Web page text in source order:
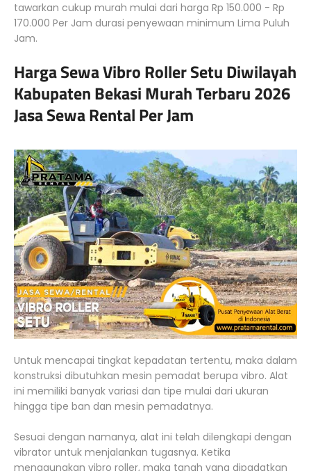
tawarkan cukup murah mulai dari harga Rp 150.000 - Rp
170.000 Per Jam durasi penyewaan minimum Lima Puluh
Jam.
Harga Sewa Vibro Roller Setu Diwilayah
Kabupaten Bekasi Murah Terbaru 2026
Jasa Sewa Rental Per Jam
Untuk mencapai tingkat kepadatan tertentu, maka dalam
konstruksi dibutuhkan mesin pemadat berupa vibro. Alat
ini memiliki banyak variasi dan tipe mulai dari ukuran
hingga tipe ban dan mesin pemadatnya.
Sesuai dengan namanya, alat ini telah dilengkapi dengan
vibrator untuk menjalankan tugasnya. Ketika
menggunakan vibro roller, maka tanah yang dipadatkan